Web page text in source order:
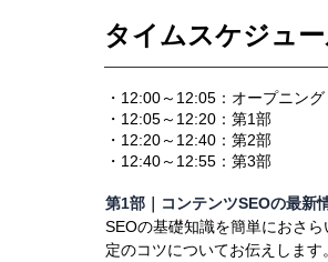
タイムスケジュ
・12:00～12:05：オープニング
・12:05～12:20：第1部
・12:20～12:40：第2部
・12:40～12:55：第3部
第1部｜コンテンツSEOの最新
SEOの基礎知識を簡単におさ
定のコツについてお伝えしま